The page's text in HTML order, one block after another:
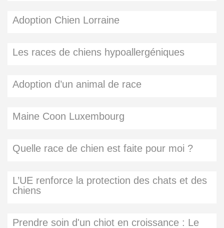
Adoption Chien Lorraine
Les races de chiens hypoallergéniques
Adoption d’un animal de race
Maine Coon Luxembourg
Quelle race de chien est faite pour moi ?
L’UE renforce la protection des chats et des
chiens
Prendre soin d'un chiot en croissance : Le